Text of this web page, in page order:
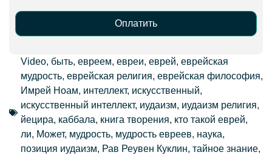
Оплатить
Alternative:
Video, быть, евреем, евреи, еврей, еврейская
мудрость, еврейская религия, еврейская философия,
Имрей Ноам, интеллект, искусственный,
искусственный интеллект, иудаизм, иудаизм религия,
йецира, каббала, книга творения, кто такой еврей,
ли, Может, мудрость, мудрость евреев, наука,
позиция иудаизм, Рав Реувен Куклин, тайное знание,